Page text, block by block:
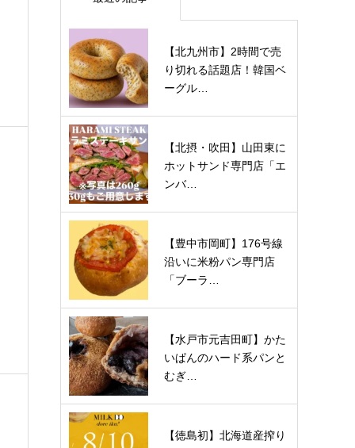
【北九州市】2時間で売
り切れる話題店！韓国ベ
ーグル…
【北摂・吹田】山田東に
ホットサンド専門店「エ
ンバ…
【豊中市岡町】176号線
沿いに米粉パン専門店
「ブーラ…
【水戸市元吉田町】かた
いぱんのハード系パンと
むぎ…
【徳島初】北海道産搾り